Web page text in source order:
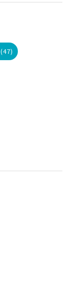
(47)